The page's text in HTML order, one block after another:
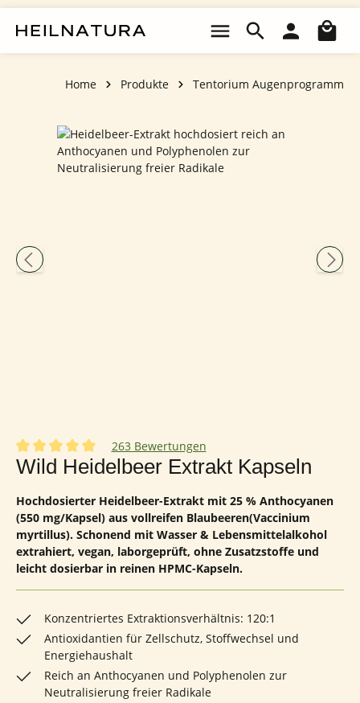
Home Produkte Tentorium Augenprogramm
Bildergalerie überspringen
Durchschnittliche Bewertung von 4.92 von 5 Sternen
263 Bewertungen
Wild Heidelbeer Extrakt Kapseln
Hochdosierter Heidelbeer-Extrakt mit 25 % Anthocyanen
(550 mg/Kapsel) aus vollreifen Blaubeeren(Vaccinium
myrtillus). Schonend mit Wasser & Lebensmittelalkohol
extrahiert, vegan, laborgeprüft, ohne Zusatzstoffe und
leicht dosierbar in reinen HPMC-Kapseln.
Konzentriertes Extraktionsverhältnis: 120:1
Antioxidantien für Zellschutz, Stoffwechsel und
Energiehaushalt
Reich an Anthocyanen und Polyphenolen zur
Neutralisierung freier Radikale